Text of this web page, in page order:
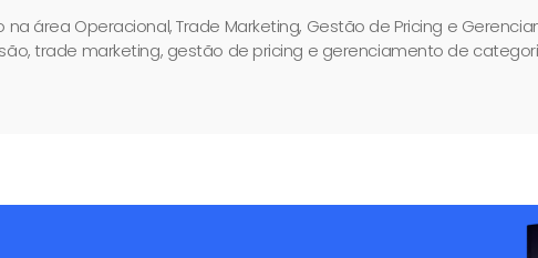
área Operacional, Trade Marketing, Gestão de Pricing e
trade marketing, gestão de pricing e gerenciamento de